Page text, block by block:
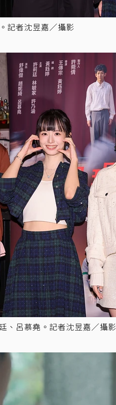
記者沈昱嘉／攝影
、呂慕堯。記者沈昱嘉／攝影